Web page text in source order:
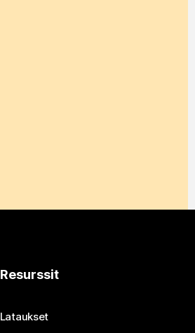
Resurssit
Lataukset